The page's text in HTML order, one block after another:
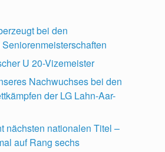
bei den
U 20-Vizemeister
Nachwuchses bei den
der LG Lahn-Aar-
nächsten nationalen Titel –
auf Rang sechs